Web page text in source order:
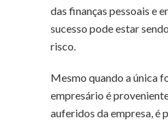
das finanças pessoais e
sucesso pode estar
risco.
Mesmo quando a única
empresário é
auferidos da empresa, é